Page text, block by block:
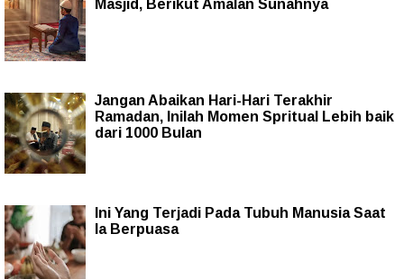
Masjid, Berikut Amalan Sunahnya
Jangan Abaikan Hari-Hari Terakhir
Ramadan, Inilah Momen Spritual Lebih baik
dari 1000 Bulan
Ini Yang Terjadi Pada Tubuh Manusia Saat
Ia Berpuasa